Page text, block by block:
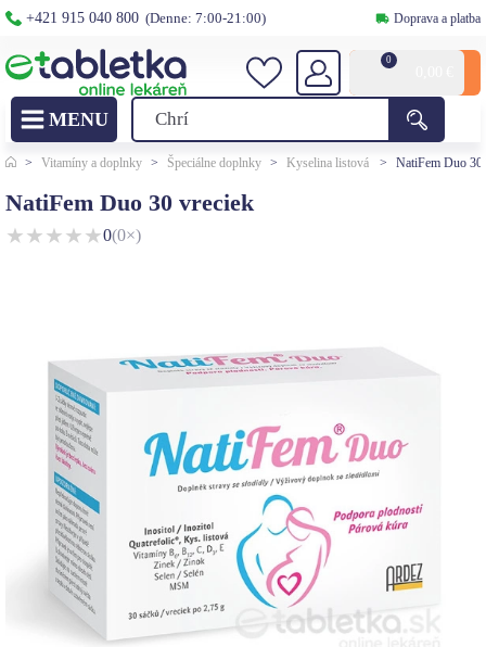
+421 915 040 800 (Denne: 7:00-21:00) Doprava a platba
0
> Vitamíny a doplnky > Špeciálne doplnky > Kyselina listová > NatiFem Duo 30
NatiFem Duo 30 vreciek
★★★★★0(0×)